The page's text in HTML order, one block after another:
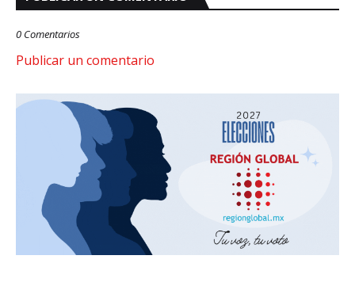
0 Comentarios
Publicar un comentario